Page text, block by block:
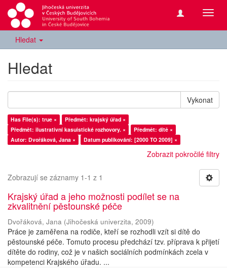
Hledat
Hledat
Vykonat
Has File(s): true ×
Předmět: krajský úřad ×
Předmět: ilustrativní kasuistické rozhovory. ×
Předmět: dítě ×
Autor: Dvořáková, Jana ×
Datum publikování: [2000 TO 2009] ×
Zobrazit pokročilé filtry
Zobrazují se záznamy 1-1 z 1
Krajský úřad a jeho možnosti podílet se na
zkvalitnění pěstounské péče
Dvořáková, Jana (Jihočeská univerzita, 2009)
Práce je zaměřena na rodiče, kteří se rozhodli vzít si dítě do
pěstounské péče. Tomuto procesu předchází tzv. příprava k přijetí
dítěte do rodiny, což je v našich sociálních podmínkách zcela v
kompetenci Krajského úřadu. ...